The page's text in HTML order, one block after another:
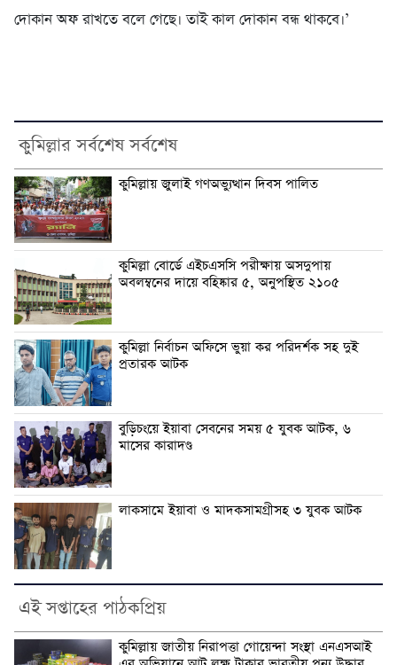
দোকান অফ রাখতে বলে গেছে। তাই কাল দোকান বন্ধ থাকবে।’
কুমিল্লার সর্বশেষ সর্বশেষ
কুমিল্লায় জুলাই গণঅভ্যুত্থান দিবস পালিত
কুমিল্লা বোর্ডে এইচএসসি পরীক্ষায় অসদুপায়
অবলম্বনের দায়ে বহিষ্কার ৫, অনুপস্থিত ২১০৫
কুমিল্লা নির্বাচন অফিসে ভুয়া কর পরিদর্শক সহ দুই
প্রতারক আটক
বুড়িচংয়ে ইয়াবা সেবনের সময় ৫ যুবক আটক, ৬
মাসের কারাদণ্ড
লাকসামে ইয়াবা ও মাদকসামগ্রীসহ ৩ যুবক আটক
এই সপ্তাহের পাঠকপ্রিয়
কুমিল্লায় জাতীয় নিরাপত্তা গোয়েন্দা সংস্থা এনএসআই